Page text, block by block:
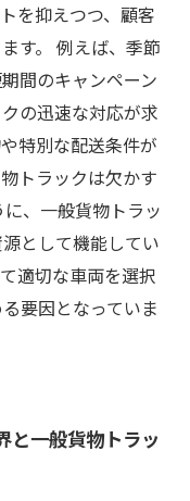
を抑えつつ、顧客
す。 例えば、季節
間のキャンペーン
の迅速な対応が求
特別な配送条件が
トラックは欠かす
、一般貨物トラッ
として機能してい
適切な車両を選択
要因となっていま
と一般貨物トラッ